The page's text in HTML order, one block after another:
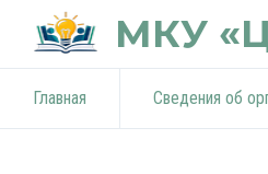
МКУ
Главная Сведения об